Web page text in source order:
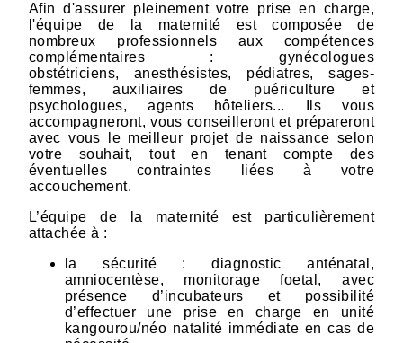
Afin d'assurer pleinement votre prise en charge,
l'équipe de la maternité est composée de
nombreux professionnels aux compétences
complémentaires : gynécologues
obstétriciens, anesthésistes, pédiatres, sages-
femmes, auxiliaires de puériculture et
psychologues, agents hôteliers... Ils vous
accompagneront, vous conseilleront et prépareront
avec vous le meilleur projet de naissance selon
votre souhait, tout en tenant compte des
éventuelles contraintes liées à votre
accouchement.
L’équipe de la maternité est particulièrement
attachée à :
la sécurité : diagnostic anténatal,
amniocentèse, monitorage foetal, avec
présence d’incubateurs et possibilité
d’effectuer une prise en charge en unité
kangourou/néo natalité immédiate en cas de